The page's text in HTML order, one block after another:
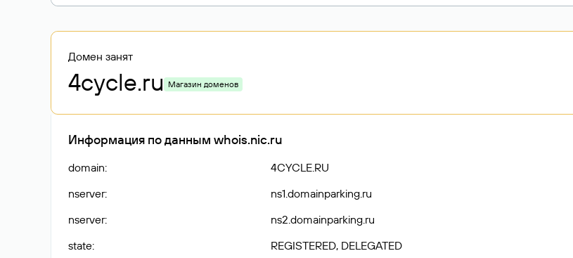
Домен занят
4cycle.ru Магазин доменов
Информация по данным whois.nic.ru
domain:
4CYCLE.RU
nserver:
ns1.domainparking.ru
nserver:
ns2.domainparking.ru
state:
REGISTERED, DELEGATED